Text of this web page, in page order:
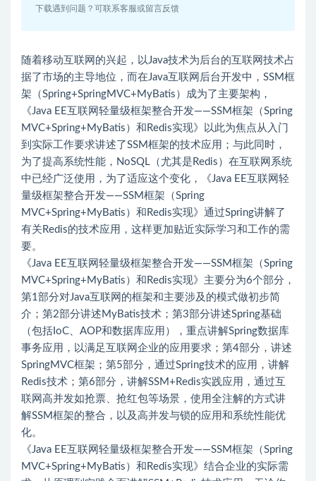
下载遇到问题？可联系客服或留言反馈
随着移动互联网的兴起，以Java技术为后台的互联网技术占
据了市场的主导地位，而在Java互联网后台开发中，SSM框
架（Spring+SpringMVC+MyBatis）成为了主要架构，
《Java EE互联网轻量级框架整合开发——SSM框架（Spring
MVC+Spring+MyBatis）和Redis实现》以此为焦点从入门
到实际工作要求讲述了SSM框架的技术应用；与此同时，
为了提高系统性能，NoSQL（尤其是Redis）在互联网系统
中已经广泛使用，为了适应这个变化，《Java EE互联网轻
量级框架整合开发——SSM框架（Spring
MVC+Spring+MyBatis）和Redis实现》通过Spring讲解了
有关Redis的技术应用，这样更加贴近实际学习和工作的需
要。
《Java EE互联网轻量级框架整合开发——SSM框架（Spring
MVC+Spring+MyBatis）和Redis实现》主要分为6个部分，
第1部分对Java互联网的框架和主要涉及的模式做初步简
介；第2部分讲述MyBatis技术；第3部分讲述Spring基础
（包括IoC、AOP和数据库应用），重点讲解Spring数据库
事务应用，以满足互联网企业的应用要求；第4部分，讲述
SpringMVC框架；第5部分，通过Spring技术的应用，讲解
Redis技术；第6部分，讲解SSM+Redis实践应用，通过互
联网高并发如抢票、抢红包等场景，使用全注解的方式讲
解SSM框架的整合，以及高并发与锁的应用和系统性能优
化。
《Java EE互联网轻量级框架整合开发——SSM框架（Spring
MVC+Spring+MyBatis）和Redis实现》结合企业的实际需